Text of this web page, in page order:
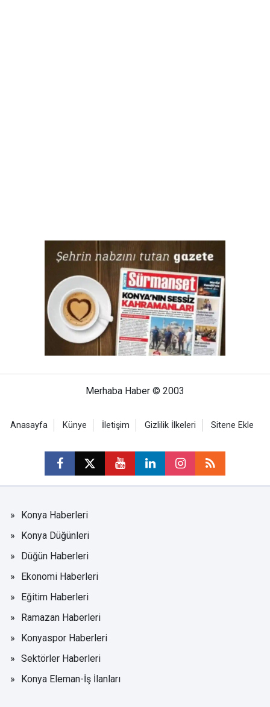
Merhaba Haber © 2003
Anasayfa Künye İletişim Gizlilik İlkeleri Sitene Ekle
Konya Haberleri
Konya Düğünleri
Düğün Haberleri
Ekonomi Haberleri
Eğitim Haberleri
Ramazan Haberleri
Konyaspor Haberleri
Sektörler Haberleri
Konya Eleman-İş İlanları